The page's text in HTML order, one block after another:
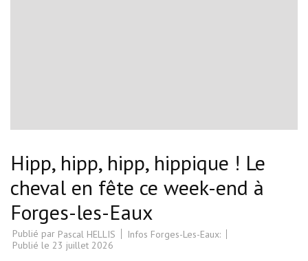
Hipp, hipp, hipp, hippique ! Le
cheval en fête ce week-end à
Forges-les-Eaux
Publié par Pascal HELLIS
Infos Forges-Les-Eaux:
Publié le 23 juillet 2026